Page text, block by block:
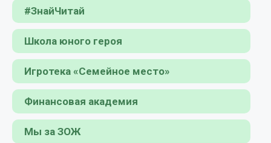
#ЗнайЧитай
Школа юного героя
Игротека «Семейное место»
Финансовая академия
Мы за ЗОЖ